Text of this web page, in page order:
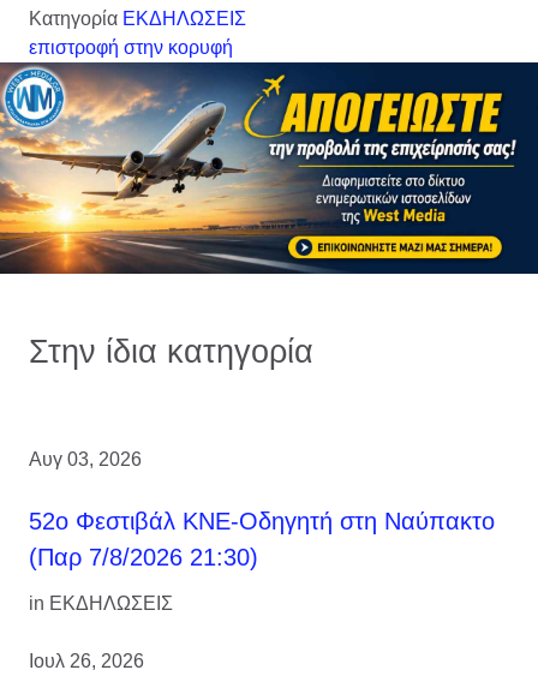
Κατηγορία ΕΚΔΗΛΩΣΕΙΣ
επιστροφή στην κορυφή
Στην ίδια κατηγορία
Αυγ 03, 2026
52ο Φεστιβάλ ΚΝΕ-Οδηγητή στη Ναύπακτο
(Παρ 7/8/2026 21:30)
in ΕΚΔΗΛΩΣΕΙΣ
Ιουλ 26, 2026